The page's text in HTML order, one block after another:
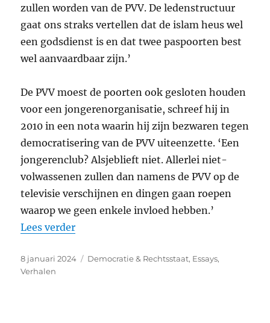
zullen worden van de PVV. De ledenstructuur
gaat ons straks vertellen dat de islam heus wel
een godsdienst is en dat twee paspoorten best
wel aanvaardbaar zijn.’
De PVV moest de poorten ook gesloten houden
voor een jongerenorganisatie, schreef hij in
2010 in een nota waarin hij zijn bezwaren tegen
democratisering van de PVV uiteenzette. ‘Een
jongerenclub? Alsjeblieft niet. Allerlei niet-
volwassenen zullen dan namens de PVV op de
televisie verschijnen en dingen gaan roepen
waarop we geen enkele invloed hebben.’
Lees verder“Gezakt voor de eerste vuurproef”
Geplaatst
op
8 januari 2024 Categorieën
Democratie & Rechtsstaat, Essays,
Verhalen